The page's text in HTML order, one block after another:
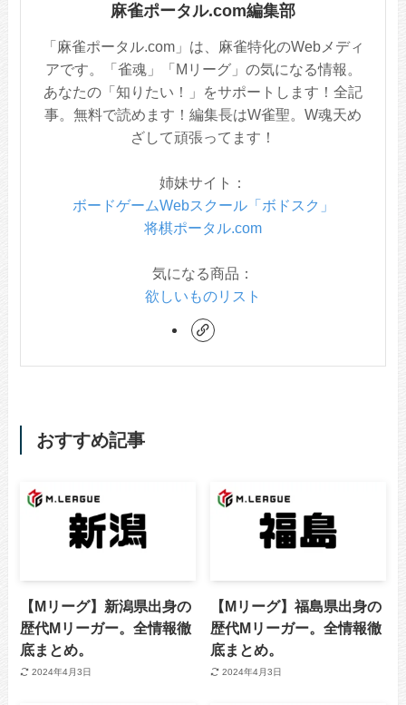
麻雀ポータル.com編集部
「麻雀ポータル.com」は、麻雀特化のWebメディ
アです。「雀魂」「Mリーグ」の気になる情報。
あなたの「知りたい！」をサポートします！全記
事。無料で読めます！編集長はW雀聖。W魂天め
ざして頑張ってます！
姉妹サイト：
ボードゲームWebスクール「ボドスク」
将棋ポータル.com
気になる商品：
欲しいものリスト
おすすめ記事
【Mリーグ】新潟県出身の
歴代Mリーガー。全情報徹
底まとめ。
2024年4月3日
【Mリーグ】福島県出身の
歴代Mリーガー。全情報徹
底まとめ。
2024年4月3日